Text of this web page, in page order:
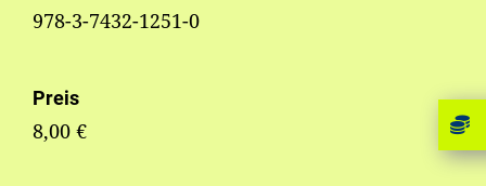
978-3-7432-1251-0
Preis
8,00 €